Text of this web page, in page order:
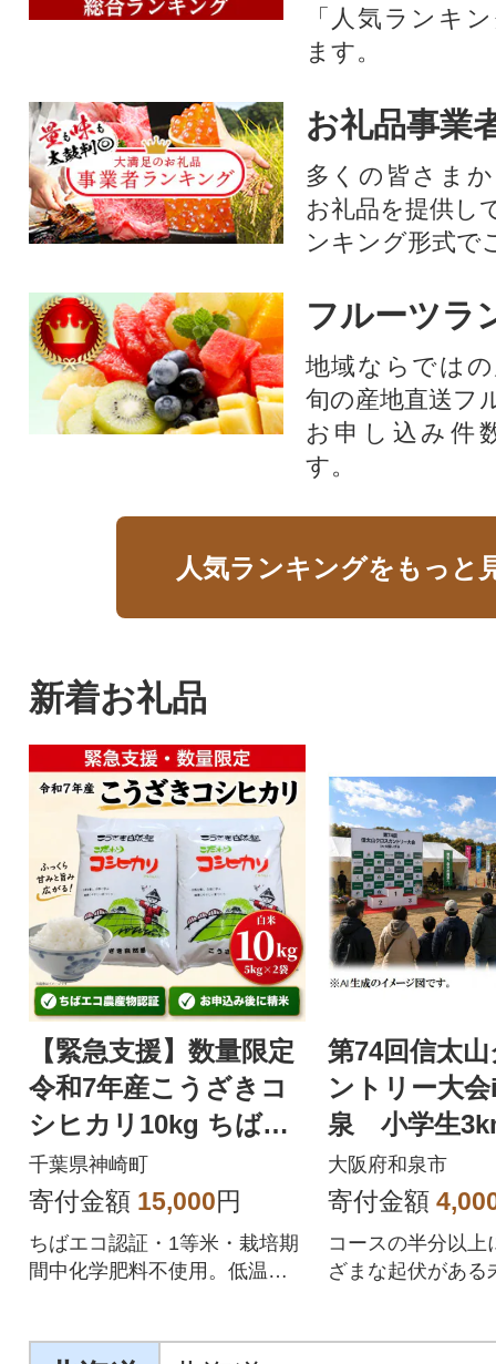
「人気ランキ
ます。
お礼品事業
多くの皆さま
お礼品を提供し
ンキング形式で
フルーツラ
地域ならでは
旬の産地直送フ
お申し込み件
す。
人気ランキングをもっと
新着お礼品
【緊急支援】数量限定
令和7年産こうざきコ
シヒカリ10kg ちばエ
コ認証 注文後精米
千葉県神崎町
寄付金額 15,000円
ちばエコ認証・1等米・栽培期
間中化学肥料不使用。低温保
第74回信太
ントリー大
泉 小学生
出走権1名様
大阪府和泉市
寄付金額
コースの半分以上
ざまな起伏がある